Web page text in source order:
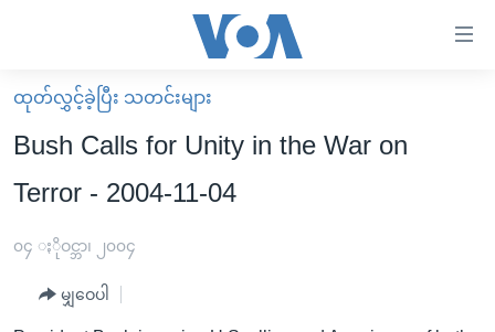
လွယ်ကူ
စေ
သည့်
များ
မူလစာမျက်နှာ
မြန်မာ
ကမ္ဘာ့သတင်းများ
နိုင်ငံတကာ
ဗွီဒီယို
ရပ်ဝန်းတခု လမ်းတခု အလွန်
ထုတ်လွှင့်ခဲ့ပြီး သတင်းများ
Bush Calls for Unity in the War on
Terror - 2004-11-04
၀၄ ႏိုဝင္ဘာ၊ ၂၀၀၄
မျှဝေပါ